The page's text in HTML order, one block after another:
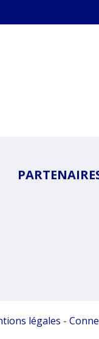
légales -